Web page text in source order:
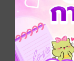
**ติดตามอีบุ๊กเ
https://
รัก&page_no=1